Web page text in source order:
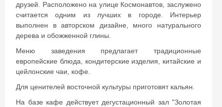
друзей. Расположено на улице Космонавтов, заслужено
считается одним из лучших в городе. Интерьер
выполнен в авторском дизайне, много натурального
дерева и обожженной глины.
Меню заведения предлагает традиционные
европейские блюда, кондитерские изделия, китайские и
цейлонские чаи, кофе.
Для ценителей восточной культуры приготовят кальян.
На базе кафе действует дегустационный зал "Золотая